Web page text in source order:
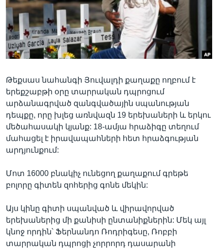
Լեզուներ
Թեքսաս նահանգի Յուվալդի քաղաքը ողբում է
երեքշաբթի օրը տարրական դպրոցում
արձանագրված զանգվածային սպանության
դեպքը, որը խլեց առնվազն 19 երեխաների և երկու
մեծահասակի կյանք: 18-ամյա հրաձիգը տեղում
մահացել է իրավապահների հետ հրաձգության
արդյունքում:
Մոտ 16000 բնակիչ ունեցող քաղաքում գրեթե
բոլորը գիտեն զոհերից գոնե մեկին:
Այս կինը գիտի սպանված և վիրավորված
երեխաներից մի քանիսի ընտանիքներին: Մեկ այլ
կնոջ որդին՝ Ֆերնանդո Ռոդրիգեսը, Ռոբբի
տարրական դպրոցի չորրորդ դասարանի